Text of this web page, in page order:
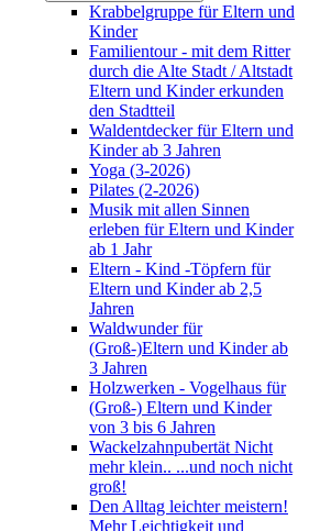
Krabbelgruppe für Eltern und
Kinder
Familientour - mit dem Ritter
durch die Alte Stadt / Altstadt
Eltern und Kinder erkunden
den Stadtteil
Waldentdecker für Eltern und
Kinder ab 3 Jahren
Yoga (3-2026)
Pilates (2-2026)
Musik mit allen Sinnen
erleben für Eltern und Kinder
ab 1 Jahr
Eltern - Kind -Töpfern für
Eltern und Kinder ab 2,5
Jahren
Waldwunder für
(Groß-)Eltern und Kinder ab
3 Jahren
Holzwerken - Vogelhaus für
(Groß-) Eltern und Kinder
von 3 bis 6 Jahren
Wackelzahnpubertät Nicht
mehr klein.. ...und noch nicht
groß!
Den Alltag leichter meistern!
Mehr Leichtigkeit und